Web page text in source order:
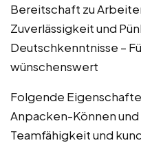
Bereitschaft zu
Zuverlässigkeit und
Deutschkenntnisse –
wünschenswert
Folgende
Anpacken-Können
Teamfähigkeit und